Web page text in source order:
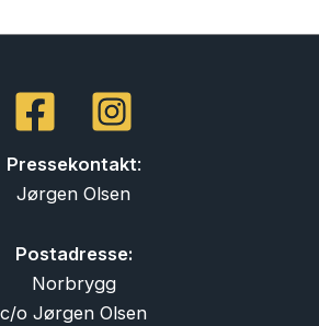
Pressekontakt:
Jørgen Olsen
Postadresse:
Norbrygg
c/o Jørgen Olsen